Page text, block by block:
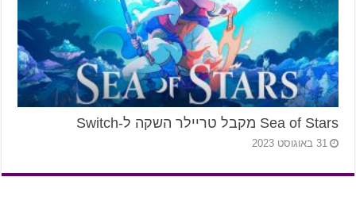
Sea of Stars מקבל טריילר השקה ל-Switch
31 באוגוסט 2023